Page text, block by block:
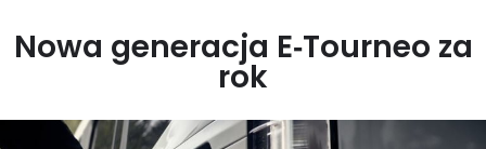
Nowa generacja E‑Tourneo za
rok